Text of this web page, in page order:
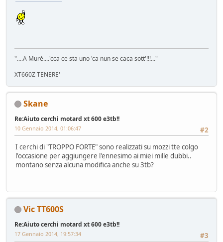
"....A Murè....'cca ce sta uno 'ca nun se caca sott'!!!..."
XT660Z TENERE'
Skane
Re:Aiuto cerchi motard xt 600 e3tb!!
#2
10 Gennaio 2014, 01:06:47
I cerchi di "TROPPO FORTE" sono realizzati su mozzi tte colgo
l'occasione per aggiungere l'ennesimo ai miei mille dubbi..
montano senza alcuna modifica anche su 3tb?
Vic TT600S
Re:Aiuto cerchi motard xt 600 e3tb!!
#3
17 Gennaio 2014, 19:57:34